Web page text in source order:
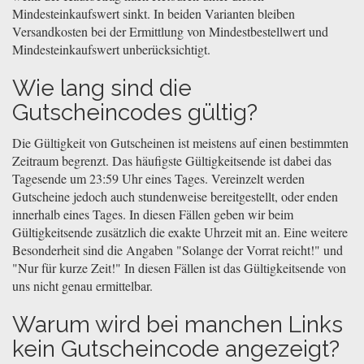
Mindesteinkaufswert sinkt. In beiden Varianten bleiben
Versandkosten bei der Ermittlung von Mindestbestellwert und
Mindesteinkaufswert unberücksichtigt.
Wie lang sind die
Gutscheincodes gültig?
Die Gültigkeit von Gutscheinen ist meistens auf einen bestimmten
Zeitraum begrenzt. Das häufigste Gültigkeitsende ist dabei das
Tagesende um 23:59 Uhr eines Tages. Vereinzelt werden
Gutscheine jedoch auch stundenweise bereitgestellt, oder enden
innerhalb eines Tages. In diesen Fällen geben wir beim
Gültigkeitsende zusätzlich die exakte Uhrzeit mit an. Eine weitere
Besonderheit sind die Angaben "Solange der Vorrat reicht!" und
"Nur für kurze Zeit!" In diesen Fällen ist das Gültigkeitsende von
uns nicht genau ermittelbar.
Warum wird bei manchen Links
kein Gutscheincode angezeigt?